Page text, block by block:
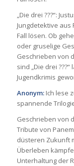
„Die drei ???“:
Jungdetektive aus
Fall lösen. Ob
oder gruselige
Geschrieben von
sind „Die drei
Jugendkrimis
Anonym:Ich lese
spannende
Geschrieben von
Tribute von
düsteren Zukunft
Überleben
Unterhaltung der